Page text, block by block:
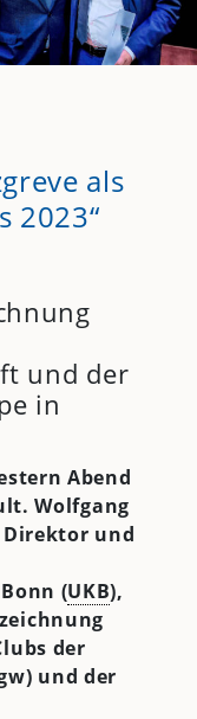
als
2023“
und der
in
Abend
Wolfgang
Direktor und
(UKB),
der
und der